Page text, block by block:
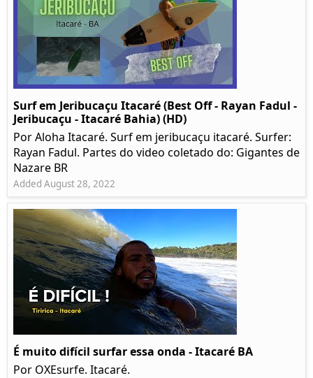
Surf em Jeribucaçu Itacaré (Best Off - Rayan Fadul -
Jeribucaçu - Itacaré Bahia) (HD)
Por Aloha Itacaré. Surf em jeribucaçu itacaré. Surfer:
Rayan Fadul. Partes do video coletado do: Gigantes de
Nazare BR
Added August 28, 2022
É muito difícil surfar essa onda - Itacaré BA
Por OXEsurfe. Itacaré.